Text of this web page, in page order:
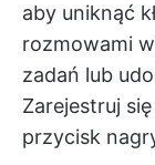
aby uniknąć
rozmowami
zadań lub
Zarejestruj
przycisk